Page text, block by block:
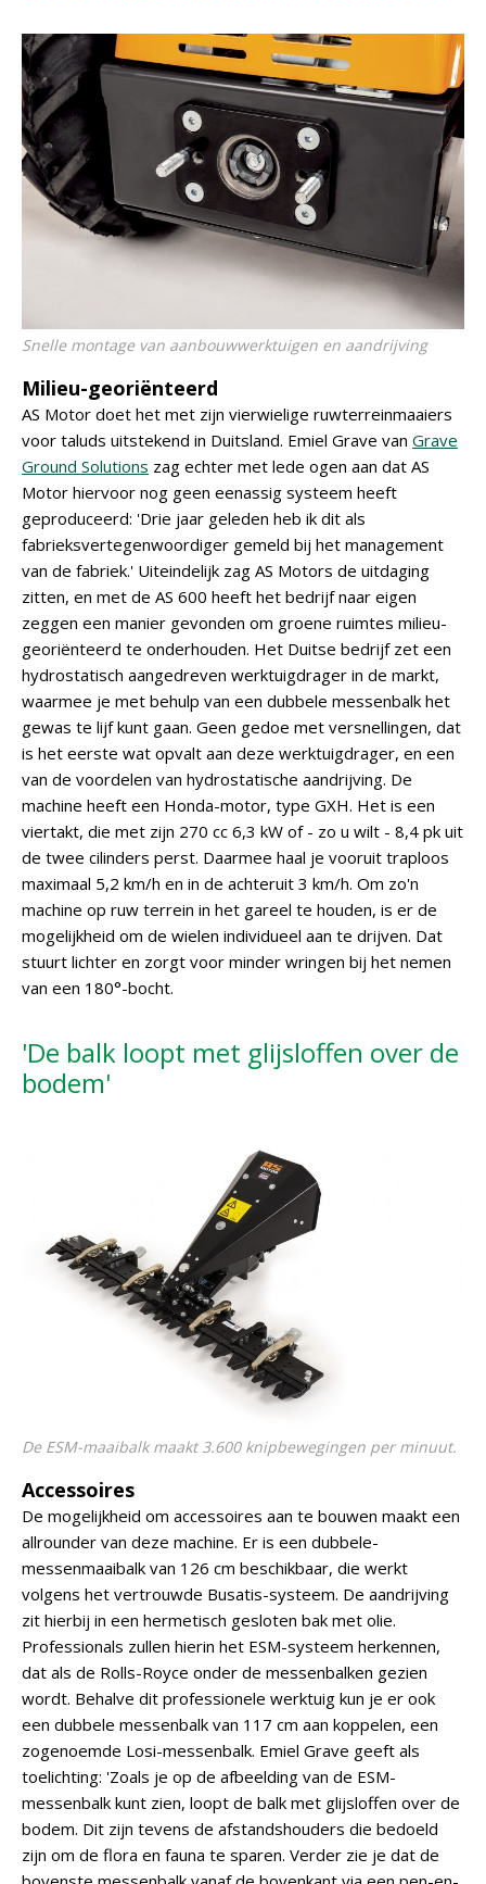
Snelle montage van aanbouwwerktuigen en aandrijving
Milieu-georiënteerd
AS Motor doet het met zijn vierwielige ruwterreinmaaiers
voor taluds uitstekend in Duitsland. Emiel Grave van Grave
Ground Solutions zag echter met lede ogen aan dat AS
Motor hiervoor nog geen eenassig systeem heeft
geproduceerd: 'Drie jaar geleden heb ik dit als
fabrieksvertegenwoordiger gemeld bij het management
van de fabriek.' Uiteindelijk zag AS Motors de uitdaging
zitten, en met de AS 600 heeft het bedrijf naar eigen
zeggen een manier gevonden om groene ruimtes milieu-
georiënteerd te onderhouden. Het Duitse bedrijf zet een
hydrostatisch aangedreven werktuigdrager in de markt,
waarmee je met behulp van een dubbele messenbalk het
gewas te lijf kunt gaan. Geen gedoe met versnellingen, dat
is het eerste wat opvalt aan deze werktuigdrager, en een
van de voordelen van hydrostatische aandrijving. De
machine heeft een Honda-motor, type GXH. Het is een
viertakt, die met zijn 270 cc 6,3 kW of - zo u wilt - 8,4 pk uit
de twee cilinders perst. Daarmee haal je vooruit traploos
maximaal 5,2 km/h en in de achteruit 3 km/h. Om zo'n
machine op ruw terrein in het gareel te houden, is er de
mogelijkheid om de wielen individueel aan te drijven. Dat
stuurt lichter en zorgt voor minder wringen bij het nemen
van een 180°-bocht.
'De balk loopt met glijsloffen over de
bodem'
De ESM-maaibalk maakt 3.600 knipbewegingen per minuut.
Accessoires
De mogelijkheid om accessoires aan te bouwen maakt een
allrounder van deze machine. Er is een dubbele-
messenmaaibalk van 126 cm beschikbaar, die werkt
volgens het vertrouwde Busatis-systeem. De aandrijving
zit hierbij in een hermetisch gesloten bak met olie.
Professionals zullen hierin het ESM-systeem herkennen,
dat als de Rolls-Royce onder de messenbalken gezien
wordt. Behalve dit professionele werktuig kun je er ook
een dubbele messenbalk van 117 cm aan koppelen, een
zogenoemde Losi-messenbalk. Emiel Grave geeft als
toelichting: 'Zoals je op de afbeelding van de ESM-
messenbalk kunt zien, loopt de balk met glijsloffen over de
bodem. Dit zijn tevens de afstandshouders die bedoeld
zijn om de flora en fauna te sparen. Verder zie je dat de